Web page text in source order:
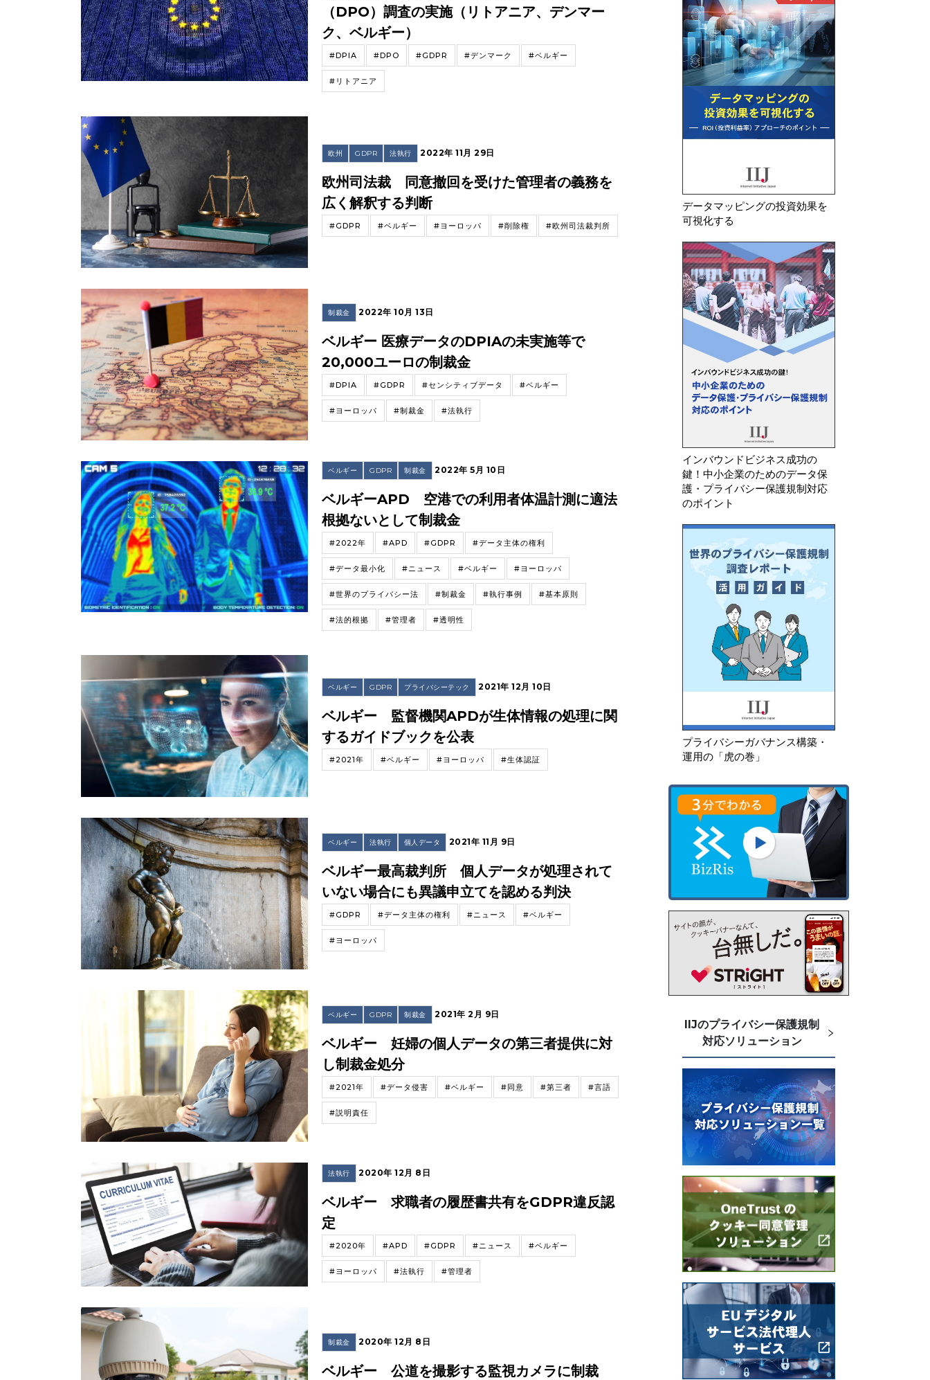
（DPO）調査の実施（リトアニア、デンマー
ク、ベルギー）
#DPIA #DPO #GDPR #デンマーク #ベルギー
#リトアニア
欧州 GDPR 法執行 2022年 11月 29日
欧州司法裁 同意撤回を受けた管理者の義務を
広く解釈する判断
#GDPR #ベルギー #ヨーロッパ #削除権 #欧州司法裁判所
制裁金 2022年 10月 13日
ベルギー 医療データのDPIAの未実施等で
20,000ユーロの制裁金
#DPIA #GDPR #センシティブデータ #ベルギー
#ヨーロッパ #制裁金 #法執行
ベルギー GDPR 制裁金 2022年 5月 10日
ベルギーAPD 空港での利用者体温計測に適法
根拠ないとして制裁金
#2022年 #APD #GDPR #データ主体の権利
#データ最小化 #ニュース #ベルギー #ヨーロッパ
#世界のプライバシー法 #制裁金 #執行事例 #基本原則
#法的根拠 #管理者 #透明性
ベルギー GDPR プライバシーテック 2021年 12月 10日
ベルギー 監督機関APDが生体情報の処理に関
するガイドブックを公表
#2021年 #ベルギー #ヨーロッパ #生体認証
ベルギー 法執行 個人データ 2021年 11月 9日
ベルギー最高裁判所 個人データが処理されて
いない場合にも異議申立てを認める判決
#GDPR #データ主体の権利 #ニュース #ベルギー
#ヨーロッパ
ベルギー GDPR 制裁金 2021年 2月 9日
ベルギー 妊婦の個人データの第三者提供に対
し制裁金処分
#2021年 #データ侵害 #ベルギー #同意 #第三者 #言語
#説明責任
法執行 2020年 12月 8日
ベルギー 求職者の履歴書共有をGDPR違反認
定
#2020年 #APD #GDPR #ニュース #ベルギー
#ヨーロッパ #法執行 #管理者
制裁金 2020年 12月 8日
ベルギー 公道を撮影する監視カメラに制裁
データマッピングの投資効果を
可視化する
インバウンドビジネス成功の
鍵！中小企業のためのデータ保
護・プライバシー保護規制対応
のポイント
プライバシーガバナンス構築・
運用の「虎の巻」
IIJのプライバシー保護規制
対応ソリューション